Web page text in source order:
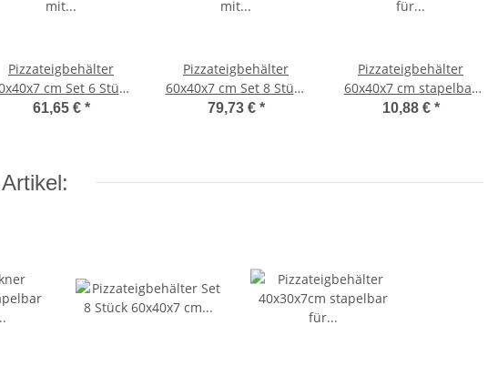
Pizzateigbehälter
cm Set 6 Stück
mit Deckel stapelbar
61,65 € *
Pizzateigbehälter
60x40x7 cm Set 8 Stück
mit Deckel stapelbar
79,73 € *
Pizzateigbehälter
60x40x7 cm stapelbar
für Pizzeria und Hobby
10,88 € *